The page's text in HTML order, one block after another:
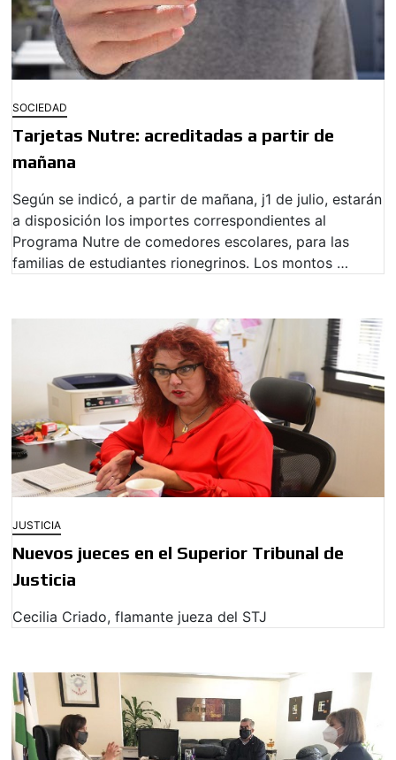
SOCIEDAD
Tarjetas Nutre: acreditadas a partir de
mañana
Según se indicó, a partir de mañana, j1 de julio, estarán
a disposición los importes correspondientes al
Programa Nutre de comedores escolares, para las
familias de estudiantes rionegrinos. Los montos …
JUSTICIA
Nuevos jueces en el Superior Tribunal de
Justicia
Cecilia Criado, flamante jueza del STJ